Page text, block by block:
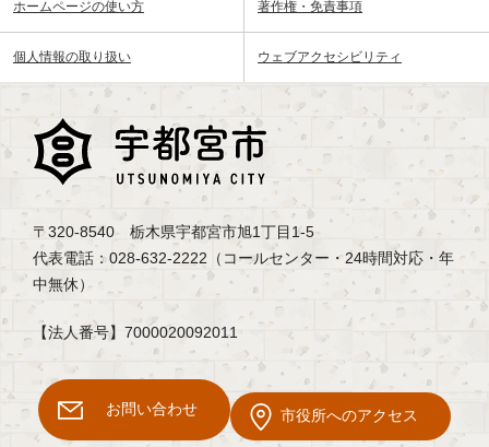
ホームページの使い方 著作権・免責事項
個人情報の取り扱い ウェブアクセシビリティ
〒320-8540 栃木県宇都宮市旭1丁目1-5
代表電話：028-632-2222（コールセンター・24時間対応・年
中無休）
【法人番号】7000020092011
お問い合わせ 市役所へのアクセス